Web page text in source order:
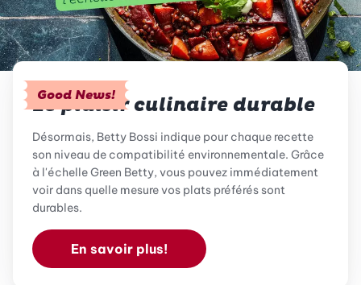
Good News!
Le plaisir culinaire durable
Désormais, Betty Bossi indique pour chaque recette
son niveau de compatibilité environnementale. Grâce
à l'échelle Green Betty, vous pouvez immédiatement
voir dans quelle mesure vos plats préférés sont
durables.
En savoir plus!